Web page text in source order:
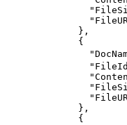
},
{
},
{